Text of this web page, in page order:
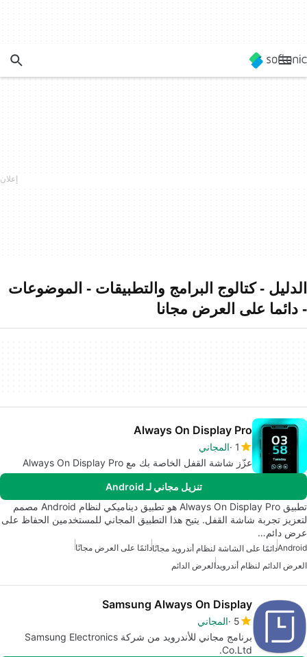
الدليل - كتالوج البرامج والتطبيقات - الموضوعات
- دائما على العرض مجانا
Always On Display Pro
1 المجاني
عزّز شاشة القفل الخاصة بك مع Always On Display Pro
تنزيل مجاني لـ Android
تطبيق Always On Display Pro هو تطبيق ديناميكي لنظام Android مصمم
لتعزيز تجربة شاشة القفل. يتيح هذا التطبيق المجاني للمستخدمين الحفاظ على
عرض دائم…
Androidدائمًا على الشاشة لنظام أندرويد مجانًادائمًا على العرض مجانًا
العرض الدائم لنظام أندرويدالعرض الدائم
Samsung Always On Display
5 المجاني
برنامج مجاني للأندرويد من شركة Samsung Electronics
Co.Ltd.